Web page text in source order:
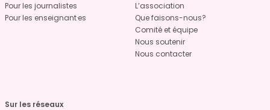
Pour les journalistes
Pour les enseignant·es
L’association
Que faisons-nous?
Comité et équipe
Nous soutenir
Nous contacter
Sur les réseaux